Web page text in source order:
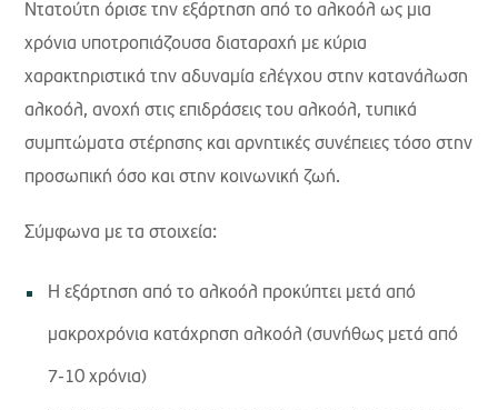
Ντατούτη όρισε την εξάρτηση από το αλκοόλ ως μια
χρόνια υποτροπιάζουσα διαταραχή με κύρια
χαρακτηριστικά την αδυναμία ελέγχου στην κατανάλωση
αλκοόλ, ανοχή στις επιδράσεις του αλκοόλ, τυπικά
συμπτώματα στέρησης και αρνητικές συνέπειες τόσο στην
προσωπική όσο και στην κοινωνική ζωή.
Σύμφωνα με τα στοιχεία:
Η εξάρτηση από το αλκοόλ προκύπτει μετά από
μακροχρόνια κατάχρηση αλκοόλ (συνήθως μετά από
7-10 χρόνια)